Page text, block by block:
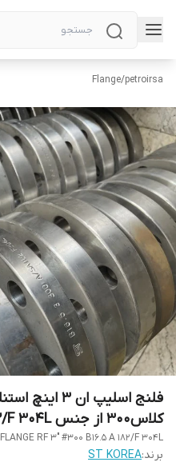
petroirsa
/
Flange
کلاس300 از جنس A182/F 304L
FLANGE RF 3" #300 B16.5 A 182/F 304L
برند:ST KOREA